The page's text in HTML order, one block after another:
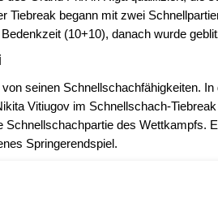
Tiebreak begann mit zwei
(10+10), danach wurde
seinen Schnellschachfähigkeiten.
Vitiugov im Schnellschach-
Schnellschachpartie des Wettkampfs.
Springerendspiel.